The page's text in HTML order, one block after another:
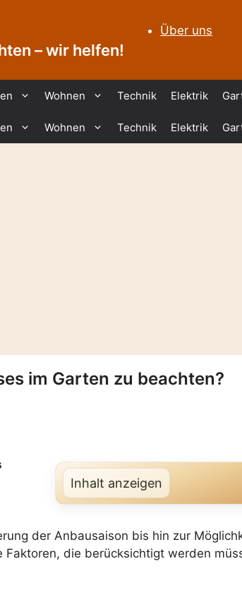
– wir helfen!
Über uns
Wohnen Technik Elektrik
Wohnen Technik Elektrik
im Garten zu beachten?
Inhalt anzeigen
der Anbausaison bis hin zur
die berücksichtigt werden